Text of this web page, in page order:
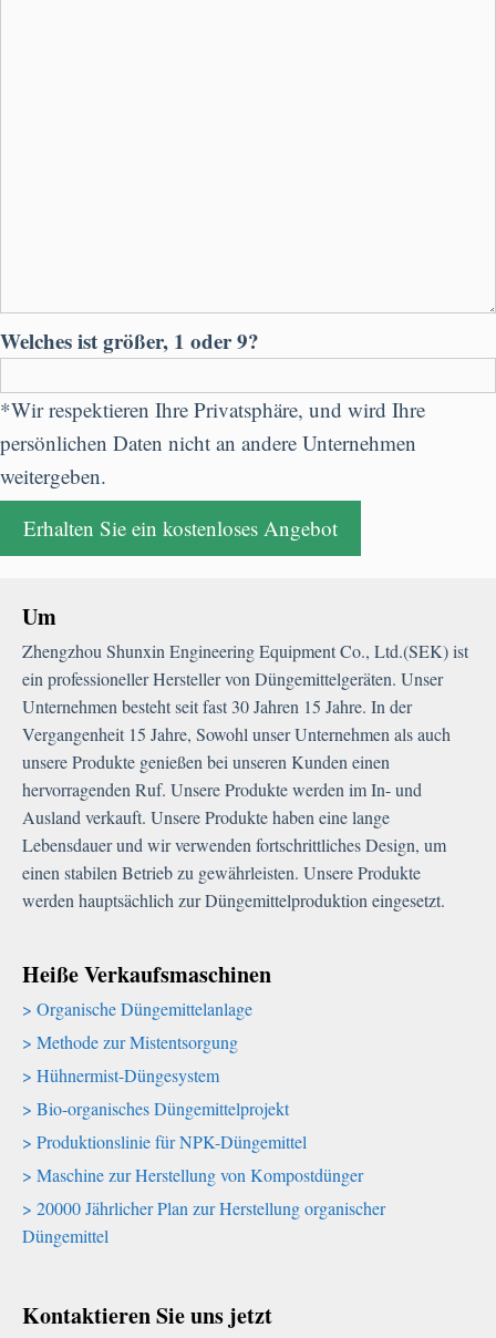
Welches ist größer, 1 oder 9?
*Wir respektieren Ihre Privatsphäre, und wird Ihre
persönlichen Daten nicht an andere Unternehmen
weitergeben.
Um
Zhengzhou Shunxin Engineering Equipment Co., Ltd.(SEK) ist
ein professioneller Hersteller von Düngemittelgeräten. Unser
Unternehmen besteht seit fast 30 Jahren 15 Jahre. In der
Vergangenheit 15 Jahre, Sowohl unser Unternehmen als auch
unsere Produkte genießen bei unseren Kunden einen
hervorragenden Ruf. Unsere Produkte werden im In- und
Ausland verkauft. Unsere Produkte haben eine lange
Lebensdauer und wir verwenden fortschrittliches Design, um
einen stabilen Betrieb zu gewährleisten. Unsere Produkte
werden hauptsächlich zur Düngemittelproduktion eingesetzt.
Heiße Verkaufsmaschinen
Organische Düngemittelanlage
Methode zur Mistentsorgung
Hühnermist-Düngesystem
Bio-organisches Düngemittelprojekt
Produktionslinie für NPK-Düngemittel
Maschine zur Herstellung von Kompostdünger
20000 Jährlicher Plan zur Herstellung organischer
Düngemittel
Kontaktieren Sie uns jetzt